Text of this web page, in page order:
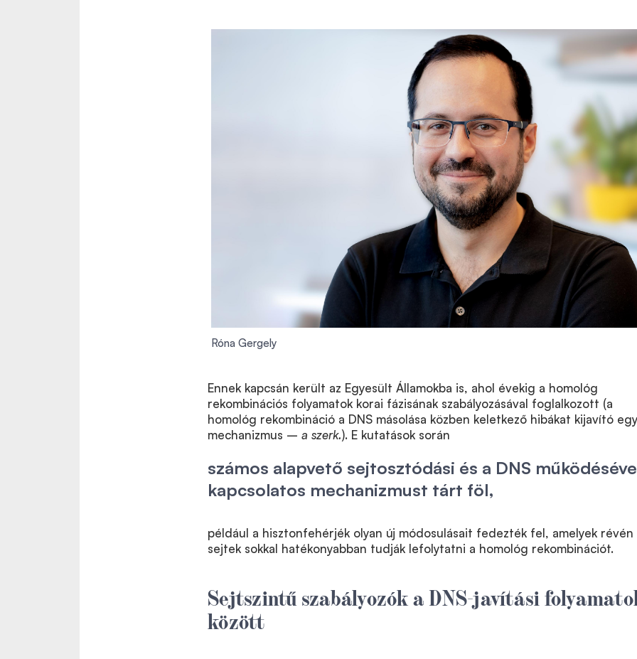
Róna Gergely
Ennek kapcsán került az Egyesült Államokba is, ahol évekig a homológ
rekombinációs folyamatok korai fázisának szabályozásával foglalkozott (a
homológ rekombináció a DNS másolása közben keletkező hibákat kijavító
mechanizmus – a szerk.). E kutatások során
számos alapvető sejtosztódási és a DNS
kapcsolatos mechanizmust tárt föl,
például a hisztonfehérjék olyan új módosulásait fedezték fel, amelyek révén
sejtek sokkal hatékonyabban tudják lefolytatni a homológ rekombinációt.
Sejtszintű szabályozók a DNS-javítási
között